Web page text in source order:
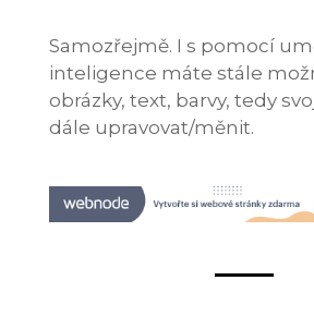
Samozřejmě. I s pomocí
inteligence máte stále
obrázky, text, barvy, tedy
dále upravovat/měnit.